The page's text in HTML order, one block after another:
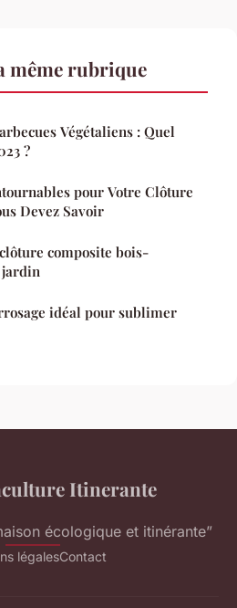
même rubrique
Végétaliens : Quel
?
pour Votre Clôture
Devez Savoir
composite bois-
idéal pour sublimer
Itinerante
écologique et itinérante”
légalesContact